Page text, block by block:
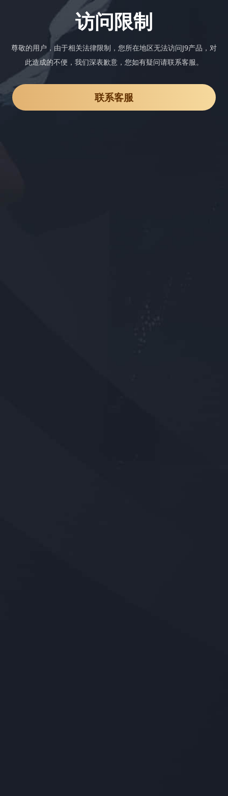
访问限制
尊敬的用户，由于相关法律限制，您所在地区无法访问J9产品，对
此造成的不便，我们深表歉意，您如有疑问请联系客服。
联系客服